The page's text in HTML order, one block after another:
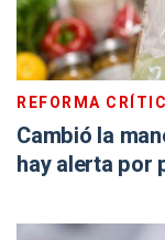
REFORMA
Cambió la
hay alerta por